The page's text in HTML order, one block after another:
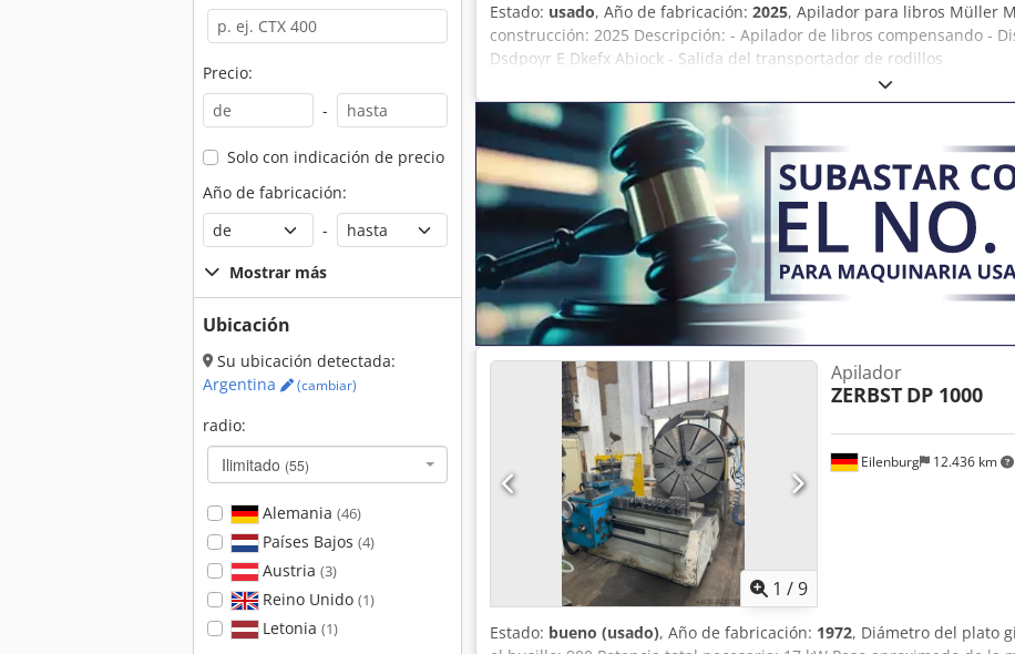
Precio:
-
Solo con indicación de precio
Año de fabricación:
-
Mostrar más
Ubicación
Su ubicación detectada:
Argentina
(cambiar)
radio:
Ilimitado (55)
Alemania (46)
Países Bajos (4)
Austria (3)
Reino Unido (1)
Letonia (1)
Estado: usado, Año de fabricación: 2025, Apilador para libros Müller
construcción: 2025 Descripción: - Apilador de libros compensando -
Dsdpoyr E Dkefx Abiock - Salida del transportador de rodillos
1 /9
Eilenburg 12.436 km
Apilador
ZERBST DP 1000
Estado: bueno (usado), Año de fabricación: 1972, Diámetro del plato